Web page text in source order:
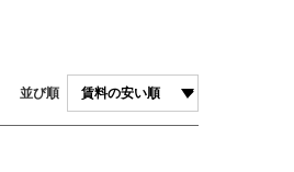
並び順